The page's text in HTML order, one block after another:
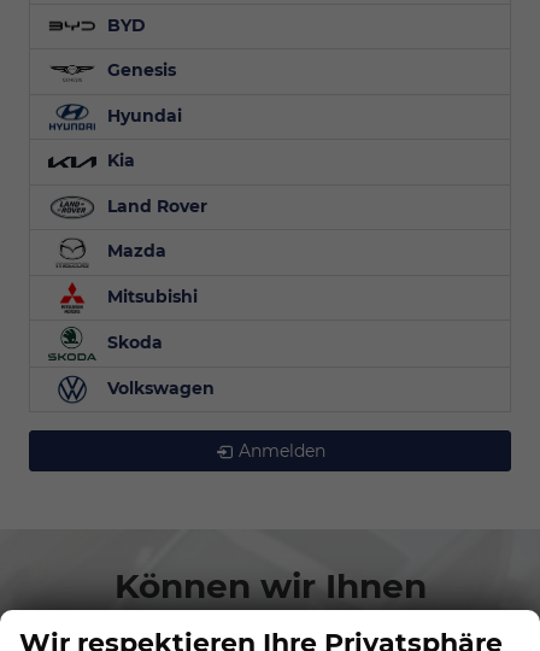
BYD
Genesis
Hyundai
Kia
Land Rover
Mazda
Mitsubishi
Skoda
Volkswagen
Anmelden
Können wir Ihnen
behilflich sein?
Wir respektieren Ihre Privatsphäre